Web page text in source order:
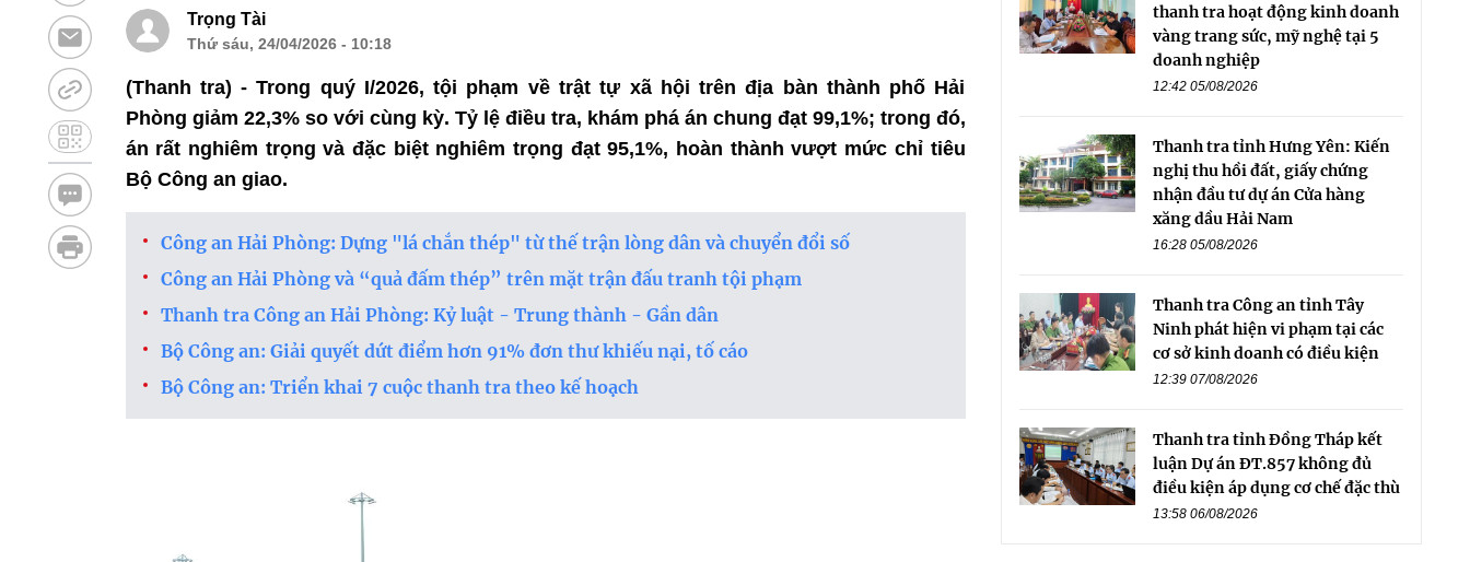
Trọng Tài
Thứ sáu, 24/04/2026 - 10:18
(Thanh tra) - Trong quý I/2026, tội phạm về trật tự xã hội trên địa bàn thành phố Hải
Phòng giảm 22,3% so với cùng kỳ. Tỷ lệ điều tra, khám phá án chung đạt 99,1%; trong đó,
án rất nghiêm trọng và đặc biệt nghiêm trọng đạt 95,1%, hoàn thành vượt mức chỉ tiêu
Bộ Công an giao.
Công an Hải Phòng: Dựng "lá chắn thép" từ thế trận lòng dân và chuyển đổi số
Công an Hải Phòng và “quả đấm thép” trên mặt trận đấu tranh tội phạm
Thanh tra Công an Hải Phòng: Kỷ luật - Trung thành - Gần dân
Bộ Công an: Giải quyết dứt điểm hơn 91% đơn thư khiếu nại, tố cáo
Bộ Công an: Triển khai 7 cuộc thanh tra theo kế hoạch
thanh tra hoạt động kinh doanh
vàng trang sức, mỹ nghệ tại 5
doanh nghiệp
12:42 05/08/2026
Thanh tra tỉnh Hưng Yên: Kiến
nghị thu hồi đất, giấy chứng
nhận đầu tư dự án Cửa hàng
xăng dầu Hải Nam
16:28 05/08/2026
Thanh tra Công an tỉnh Tây
Ninh phát hiện vi phạm tại các
cơ sở kinh doanh có điều kiện
12:39 07/08/2026
Thanh tra tỉnh Đồng Tháp kết
luận Dự án ĐT.857 không đủ
điều kiện áp dụng cơ chế đặc thù
13:58 06/08/2026